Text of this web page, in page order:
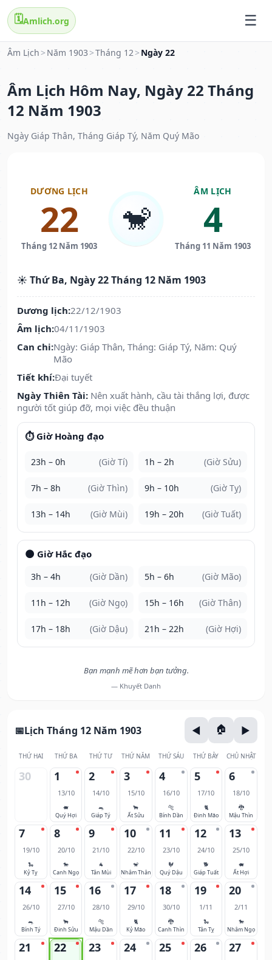
🗓️Amlich.org
Âm Lịch > Năm 1903 >Tháng 12> Ngày 22
Âm Lịch Hôm Nay, Ngày 22 Tháng
12 Năm 1903
Ngày Giáp Thân, Tháng Giáp Tý, Năm Quý Mão
DƯƠNG LỊCH
22
Tháng 12 Năm 1903
🐒
ÂM LỊCH
4
Tháng 11 Năm 1903
☀️ Thứ Ba, Ngày 22 Tháng 12 Năm 1903
Dương lịch:22/12/1903
Âm lịch:04/11/1903
Can chi:Ngày: Giáp Thân, Tháng: Giáp Tý, Năm: Quý
Mão
Tiết khí:Đại tuyết
Ngày Thiên Tài: Nên xuất hành, cầu tài thắng lợi, được
người tốt giúp đỡ, mọi việc đều thuận
⏱️ Giờ Hoàng đạo
23h – 0h (Giờ Tí) 1h – 2h (Giờ Sửu)
7h – 8h (Giờ Thìn) 9h – 10h (Giờ Tỵ)
13h – 14h (Giờ Mùi) 19h – 20h (Giờ Tuất)
🌑 Giờ Hắc đạo
3h – 4h (Giờ Dần) 5h – 6h (Giờ Mão)
11h – 12h (Giờ Ngọ) 15h – 16h (Giờ Thân)
17h – 18h (Giờ Dậu) 21h – 22h (Giờ Hợi)
Bạn mạnh mẽ hơn bạn tưởng.
— Khuyết Danh
Lịch Tháng 12 Năm 1903
THỨ HAI THỨ BA THỨ TƯ THỨ NĂM THỨ SÁU THỨ BẢY CHỦ NHẬT
30 1
13/10
🐖
Quý Hợi
2
14/10
🐀
Giáp Tý
3
15/10
🐂
Ất Sửu
4
16/10
🐅
Bính Dần
5
17/10
🐈
Đinh Mão
6
18/10
🐉
Mậu Thìn
7
19/10
🐍
Kỷ Tỵ
8
20/10
🐎
Canh Ngọ
9
21/10
🐐
Tân Mùi
10
22/10
🐒
Nhâm Thân
11
23/10
🐓
Quý Dậu
12
24/10
🐕
Giáp Tuất
13
25/10
🐖
Ất Hợi
14
26/10
🐀
Bính Tý
15
27/10
🐂
Đinh Sửu
16
28/10
🐅
Mậu Dần
17
29/10
🐈
Kỷ Mão
18
30/10
🐉
Canh Thìn
19
1/11
🐍
Tân Tỵ
20
2/11
🐎
Nhâm Ngọ
21 22 23 24 25 26 27